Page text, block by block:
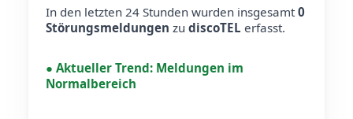
In den letzten 24 Stunden wurden insgesamt0
Störungsmeldungen zu discoTEL erfasst.
● Aktueller Trend: Meldungen im
Normalbereich